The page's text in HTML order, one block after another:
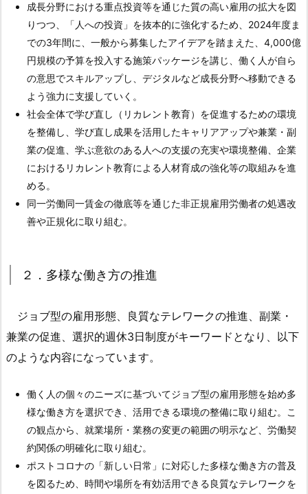
資
本
投
資
1.
2.
２．
多
様
な
働
き
方
進
3.
３．
賃
げ・
最
低
賃
金
1.
成長分野における重点投資等を通じた質の高い雇用の拡大を図
りつつ、「人への投資」を抜本的に強化するため、2024年度ま
での3年間に、一般から募集したアイデアを踏まえた、4,000億
円規模の予算を投入する施策パッケージを講じ、働く人が自ら
の意思でスキルアップし、デジタルなど成長分野へ移動できる
よう強力に支援していく。
社会全体で学び直し（リカレント教育）を促進するための環境
を整備し、学び直し成果を活用したキャリアアップや兼業・副
業の促進、学ぶ意欲のある人への支援の充実や環境整備、企業
におけるリカレント教育による人材育成の強化等の取組みを進
める。
同一労働同一賃金の徹底等を通じた非正規雇用労働者の処遇改
善や正規化に取り組む。
２．多様な働き方の推進
ジョブ型の雇用形態、良質なテレワークの推進、副業・
兼業の促進、選択的週休3日制度がキーワードとなり、以下
のような内容になっています。
働く人の個々のニーズに基づいてジョブ型の雇用形態を始め多
様な働き方を選択でき、活用できる環境の整備に取り組む。こ
の観点から、就業場所・業務の変更の範囲の明示など、労働契
約関係の明確化に取り組む。
ポストコロナの「新しい日常」に対応した多様な働き方の普及
を図るため、時間や場所を有効活用できる良質なテレワークを